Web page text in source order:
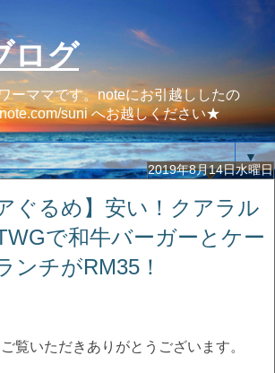
ログ
ーママです。noteにお引越ししたの
suni へお越しください★
▼
2019年8月14日水曜日
ぐるめ】安い！クアラル
で和牛バーガーとケー
ンチがRM35！
覧いただきありがとうございます。